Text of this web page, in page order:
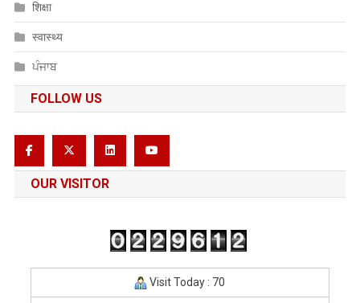
शिक्षा
स्वास्थ्य
ਪੰਜਾਬ
FOLLOW US
OUR VISITOR
Visit Today : 70